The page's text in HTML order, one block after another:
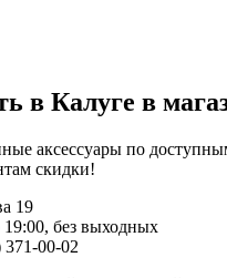
в Калуге в
аксессуары по
скидки!
19
без выходных
00-02